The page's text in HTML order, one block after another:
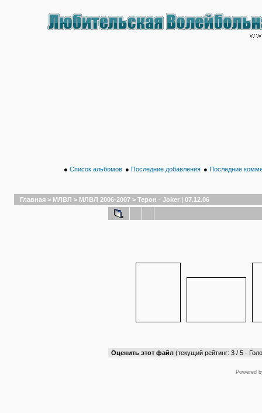
● Список альбомов ● Последние добавления ● Последние
Главная > МЛВЛ > МЛВЛ 2006-2007 > Терон - Joker | 07.12.06
Оценить этот файл (текущий рейтинг: 3 / 5 -
Powered